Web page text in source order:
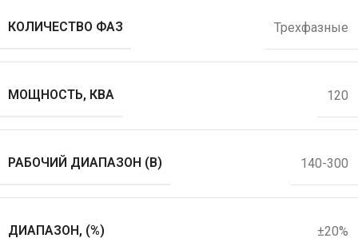
КОЛИЧЕСТВО ФАЗ Трехфазные
МОЩНОСТЬ, КВА 120
РАБОЧИЙ ДИАПАЗОН (В) 140-300
ДИАПАЗОН, (%) ±20%